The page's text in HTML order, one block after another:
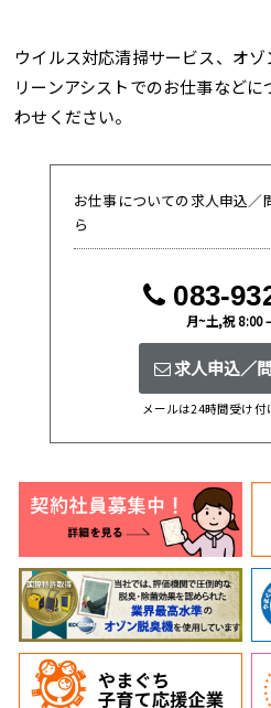
ウイルス対応清掃サービス、オ
リーンアシストでのお仕事など
わせください。
お仕事についての求人申込／
ら
083-
月~土,祝 8:00
求人申込／
メールは24時間受け付